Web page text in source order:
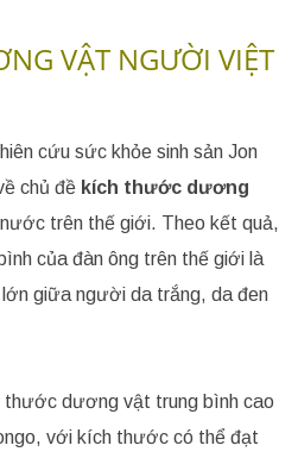
VẬT NGƯỜI VIỆT
cứu sức khỏe sinh sản Jon
chủ đề kích thước dương
trên thế giới. Theo kết quả,
của đàn ông trên thế giới là
giữa người da trắng, da đen
dương vật trung bình cao
với kích thước có thể đạt